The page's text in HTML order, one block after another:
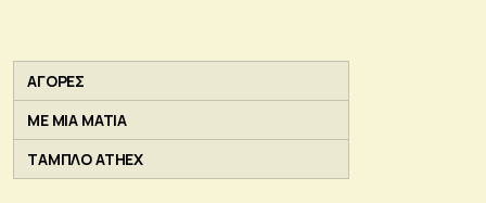
ΑΓΟΡΕΣ
ΜΕ ΜΙΑ ΜΑΤΙΑ
ΤΑΜΠΛΟ ATHEX